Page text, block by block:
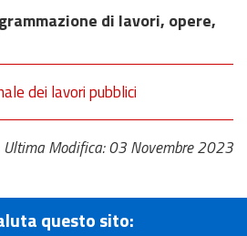
di lavori, opere,
dei lavori pubblici
Ultima Modifica: 03 Novembre 2023
questo sito: